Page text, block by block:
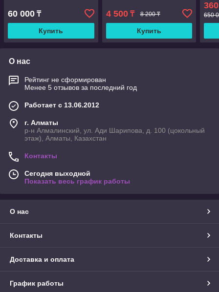
60 000 ₸
Купить
4 500₸ 8 200 ₸
Купить
650
О нас
Рейтинг не сформирован
Менее 5 отзывов за последний год
Работает с 13.06.2012
г. Алматы
р-н Алмалинский, ул. Ади Шарипова, д. 100 (цокольный
этаж), Алматы, Казахстан
Контакты
Сегодня выходной
Показать весь график работы
О нас
Контакты
Доставка и оплата
График работы